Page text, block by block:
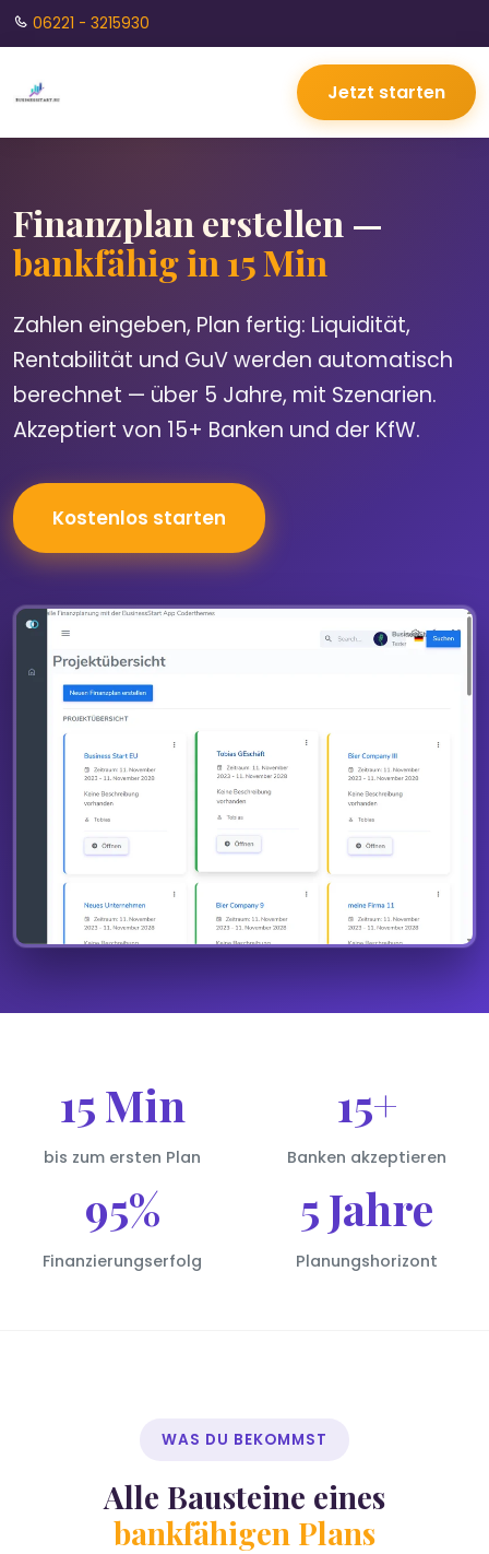
06221 - 3215930
Jetzt starten
Finanzplan erstellen —
bankfähig in 15 Min
Zahlen eingeben, Plan fertig: Liquidität,
Rentabilität und GuV werden automatisch
berechnet — über 5 Jahre, mit Szenarien.
Akzeptiert von 15+ Banken und der KfW.
Kostenlos starten
15 Min
bis zum ersten Plan
15+
Banken akzeptieren
95%
Finanzierungserfolg
5 Jahre
Planungshorizont
WAS DU BEKOMMST
Alle Bausteine eines
bankfähigen Plans